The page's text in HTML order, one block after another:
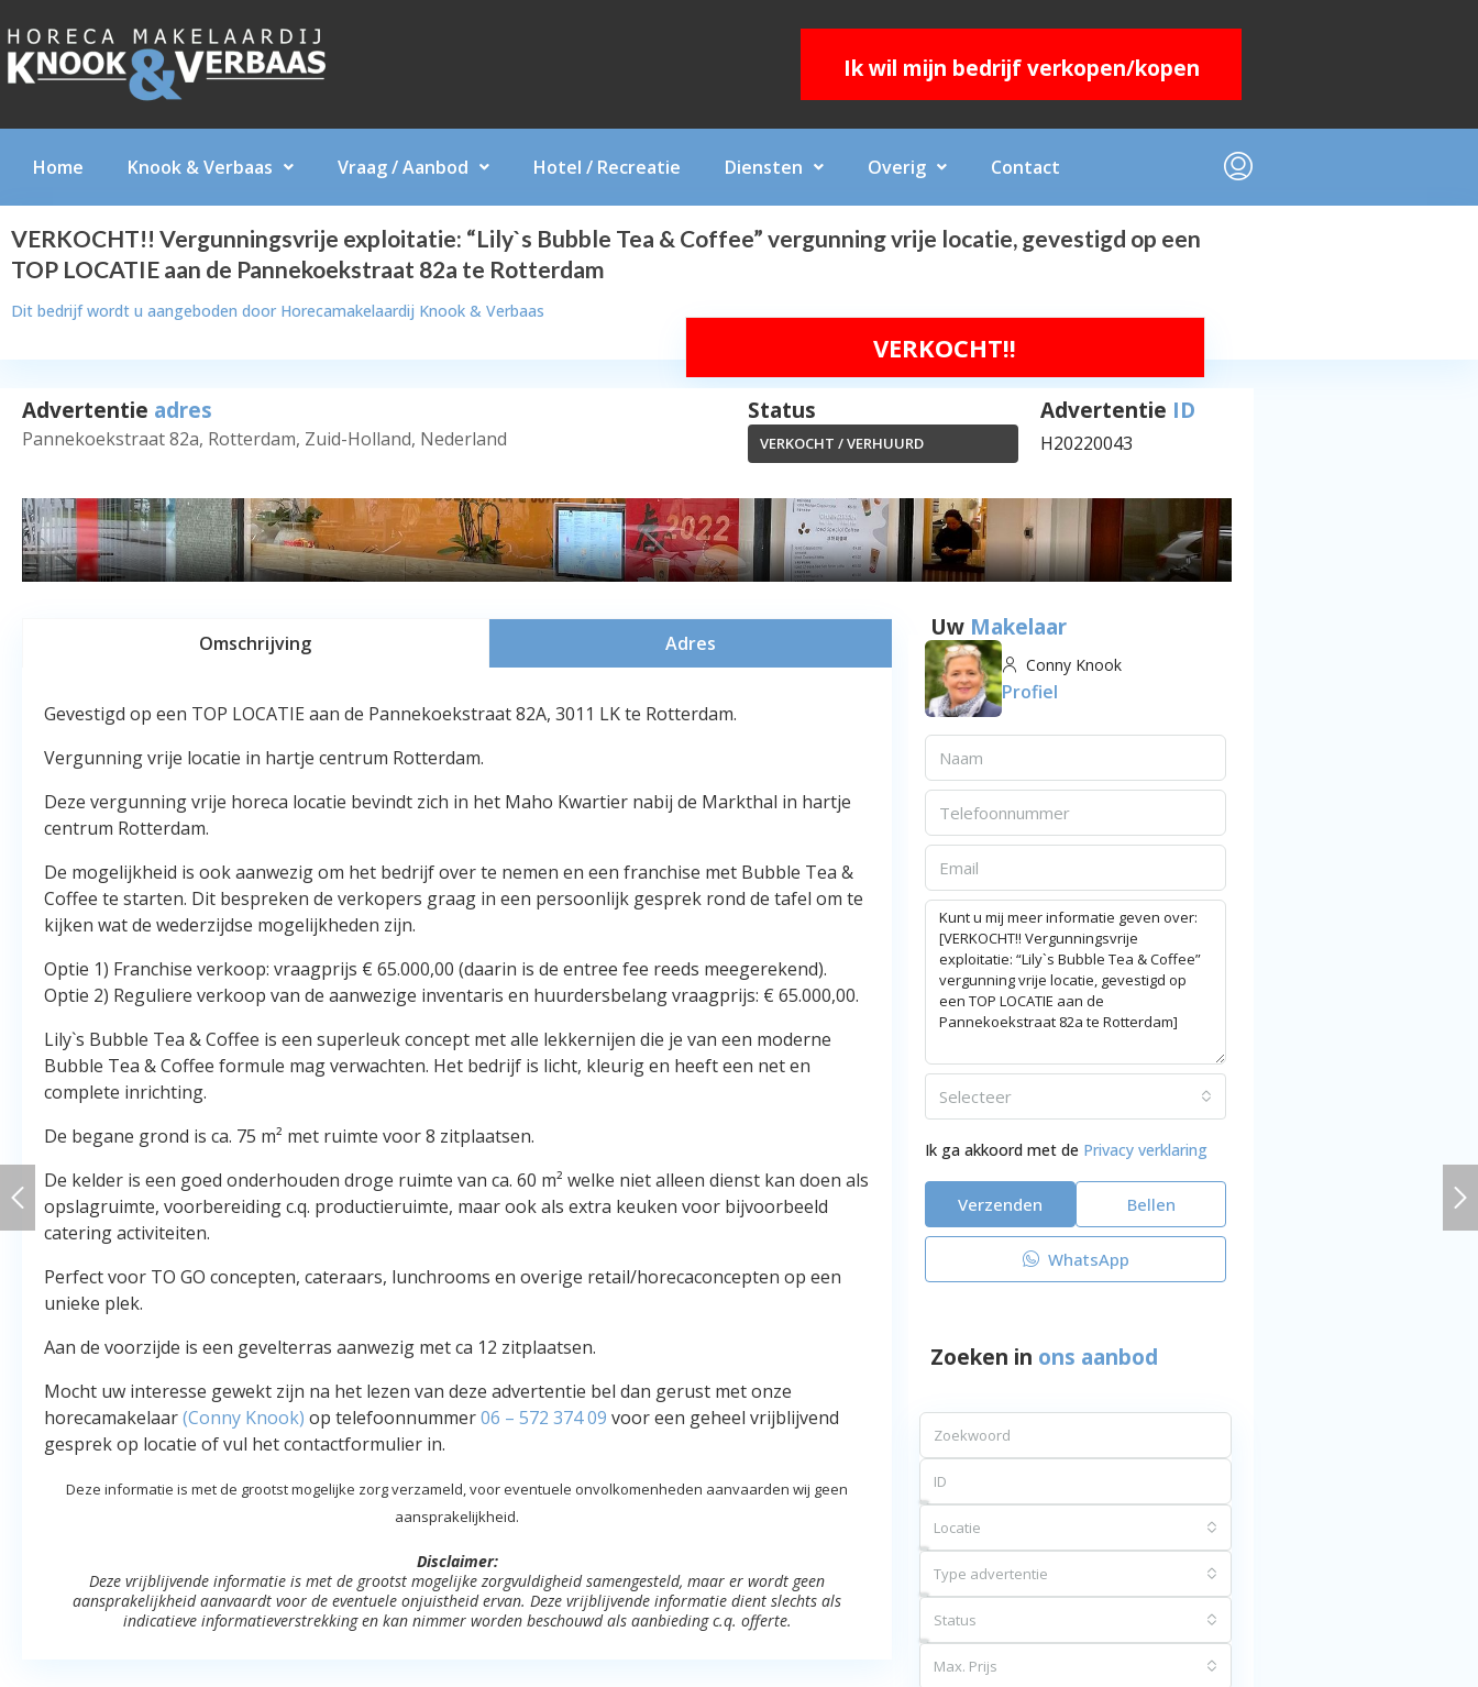
Ik wil mijn bedrijf verkopen/kopen
Home Knook & Verbaas Vraag / Aanbod Hotel / Recreatie Diensten Overig Contact
VERKOCHT!! Vergunningsvrije exploitatie: “Lily`s Bubble Tea & Coffee” vergunning vrije locatie, gevestigd op een
TOP LOCATIE aan de Pannekoekstraat 82a te Rotterdam
Dit bedrijf wordt u aangeboden door Horecamakelaardij Knook & Verbaas
VERKOCHT!!
Advertentie adres
Pannekoekstraat 82a, Rotterdam, Zuid-Holland, Nederland
Status
VERKOCHT / VERHUURD
Advertentie ID
H20220043
Omschrijving Adres
Gevestigd op een TOP LOCATIE aan de Pannekoekstraat 82A, 3011 LK te Rotterdam.
Vergunning vrije locatie in hartje centrum Rotterdam.
Deze vergunning vrije horeca locatie bevindt zich in het Maho Kwartier nabij de Markthal in hartje
centrum Rotterdam.
De mogelijkheid is ook aanwezig om het bedrijf over te nemen en een franchise met Bubble Tea &
Coffee te starten. Dit bespreken de verkopers graag in een persoonlijk gesprek rond de tafel om te
kijken wat de wederzijdse mogelijkheden zijn.
Optie 1) Franchise verkoop: vraagprijs € 65.000,00 (daarin is de entree fee reeds meegerekend).
Optie 2) Reguliere verkoop van de aanwezige inventaris en huurdersbelang vraagprijs: € 65.000,00.
Lily`s Bubble Tea & Coffee is een superleuk concept met alle lekkernijen die je van een moderne
Bubble Tea & Coffee formule mag verwachten. Het bedrijf is licht, kleurig en heeft een net en
complete inrichting.
De begane grond is ca. 75 m² met ruimte voor 8 zitplaatsen.
De kelder is een goed onderhouden droge ruimte van ca. 60 m² welke niet alleen dienst kan doen als
opslagruimte, voorbereiding c.q. productieruimte, maar ook als extra keuken voor bijvoorbeeld
catering activiteiten.
Perfect voor TO GO concepten, cateraars, lunchrooms en overige retail/horecaconcepten op een
unieke plek.
Aan de voorzijde is een gevelterras aanwezig met ca 12 zitplaatsen.
Mocht uw interesse gewekt zijn na het lezen van deze advertentie bel dan gerust met onze
horecamakelaar(Conny Knook) op telefoonnummer06 – 572 374 09 voor een geheel vrijblijvend
gesprek op locatie of vul het contactformulier in.
Deze informatie is met de grootst mogelijke zorg verzameld, voor eventuele onvolkomenheden aanvaarden wij geen
aansprakelijkheid.
Disclaimer:
Deze vrijblijvende informatie is met de grootst mogelijke zorgvuldigheid samengesteld, maar er wordt geen
aansprakelijkheid aanvaardt voor de eventuele onjuistheid ervan. Deze vrijblijvende informatie dient slechts als
indicatieve informatieverstrekking en kan nimmer worden beschouwd als aanbieding c.q. offerte.
Uw Makelaar
Conny Knook
Profiel
Selecteer
Ik ga akkoord met de Privacy verklaring
Verzenden Bellen
WhatsApp
Zoeken in ons aanbod
Locatie
Type advertentie
Status
Max. Prijs